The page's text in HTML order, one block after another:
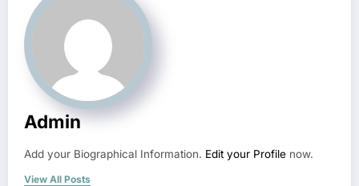
Admin
Add your Biographical Information. Edit your Profile now.
View All Posts